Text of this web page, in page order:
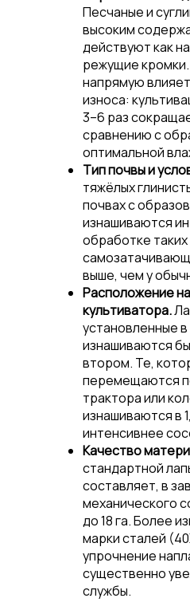
Песчаные и
высоким
действуют как
режущие
напрямую
износа:
3–6 раз
сравнению с
оптимальной
Тип почвы и
тяжёлых
почвах с
изнашиваются
обработке
выше, чем у
Расположение
культиватора.
установленные
изнашиваются
втором. Те,
перемещаются
трактора или
изнашиваются в
интенсивнее
Качество
стандартной
составляет, в
механического
до 18 га. Более
марки сталей
упрочнение
существенно
службы.